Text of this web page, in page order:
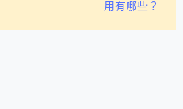
用有哪些？